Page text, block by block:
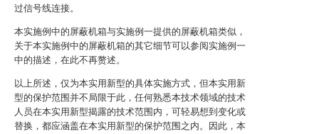
过信号线连接。
本实施例中的屏蔽机箱与实施例一提供的屏蔽机箱类似，
关于本实施例中的屏蔽机箱的其它细节可以参阅实施例一
中的描述，在此不再赘述。
以上所述，仅为本实用新型的具体实施方式，但本实用新
型的保护范围并不局限于此，任何熟悉本技术领域的技术
人员在本实用新型揭露的技术范围内，可轻易想到变化或
替换，都应涵盖在本实用新型的保护范围之内。因此，本